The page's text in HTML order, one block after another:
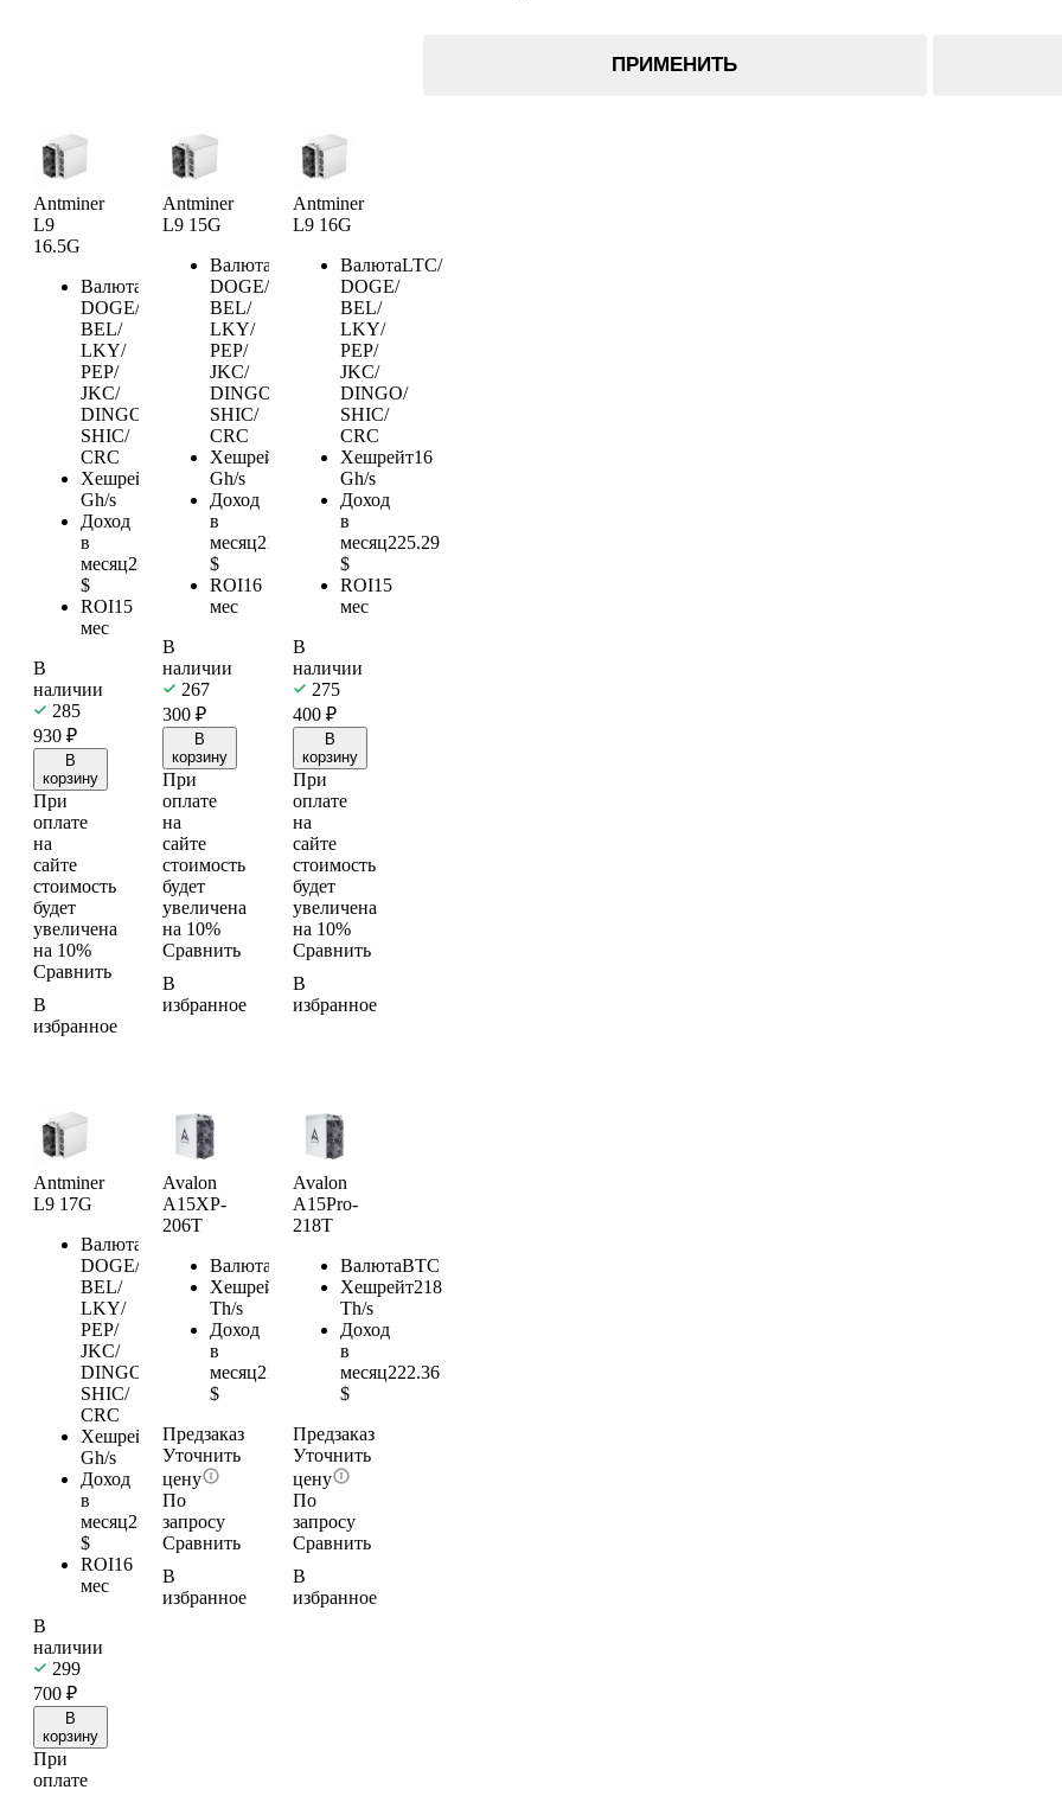
ПРИМЕНИТЬ
Antminer
L9
16.5G
Валюта
DOGE/
BEL/
LKY/
PEP/
JKC/
DINGO/
SHIC/
CRC
Хешрейт
Gh/s
Доход
в
месяц232.33
$
ROI15
мес
В
наличии
285
930 ₽
В
корзину
При
оплате
на
сайте
стоимость
будет
увеличена
на 10%
Сравнить
В
избранное
Antminer
L9 15G
Валюта
DOGE/
BEL/
LKY/
PEP/
JKC/
DINGO/
SHIC/
CRC
Хешрейт
Gh/s
Доход
в
месяц211.21
$
ROI16
мес
В
наличии
267
300₽
В
корзину
При
оплате
на
сайте
стоимость
будет
увеличена
на 10%
Сравнить
В
избранное
Antminer
L9 16G
ВалютаLTC/
DOGE/
BEL/
LKY/
PEP/
JKC/
DINGO/
SHIC/
CRC
Хешрейт16
Gh/s
Доход
в
месяц225.29
$
ROI15
мес
В
наличии
275
400 ₽
В
корзину
При
оплате
на
сайте
стоимость
будет
увеличена
на 10%
Сравнить
В
избранное
Antminer
L9 17G
Валюта
DOGE/
BEL/
LKY/
PEP/
JKC/
DINGO/
SHIC/
CRC
Хешрейт
17
Gh/s
Доход
в
месяц239.37
$
ROI16
мес
В
наличии
299
700 ₽
В
корзину
При
оплате
Avalon
A15XP-
206T
Валюта
Хешрейт
Th/s
Доход
в
месяц210.12
$
Предзаказ
Уточнить
цену
По
запросу
Сравнить
В
избранное
Avalon
A15Pro-
218T
ВалютаBTC
Хешрейт218
Th/s
Доход
в
месяц222.36
$
Предзаказ
Уточнить
цену
По
запросу
Сравнить
В
избранное